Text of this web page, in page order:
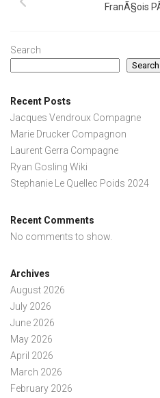
FranÃ§ois
Search
Search
Recent Posts
Jacques Vendroux Compagne
Marie Drucker Compagnon
Laurent Gerra Compagne
Ryan Gosling Wiki
Stephanie Le Quellec Poids 2024
Recent Comments
No comments to show.
Archives
August 2026
July 2026
June 2026
May 2026
April 2026
March 2026
February 2026